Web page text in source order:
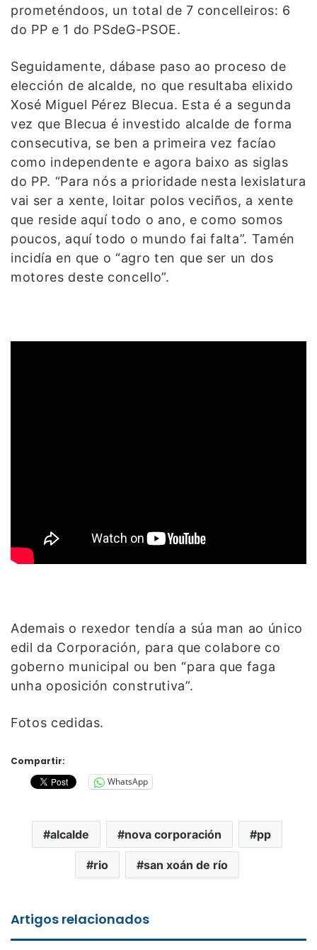
prometéndoos, un total de 7 concelleiros: 6
do PP e 1 do PSdeG-PSOE.
Seguidamente, dábase paso ao proceso de
elección de alcalde, no que resultaba elixido
Xosé Miguel Pérez Blecua. Esta é a segunda
vez que Blecua é investido alcalde de forma
consecutiva, se ben a primeira vez facíao
como independente e agora baixo as siglas
do PP. “Para nós a prioridade nesta lexislatura
vai ser a xente, loitar polos veciños, a xente
que reside aquí todo o ano, e como somos
poucos, aquí todo o mundo fai falta”. Tamén
incidía en que o “agro ten que ser un dos
motores deste concello”.
Ademais o rexedor tendía a súa man ao único
edil da Corporación, para que colabore co
goberno municipal ou ben “para que faga
unha oposición construtiva”.
Fotos cedidas.
Compartir:
WhatsApp
alcalde nova corporación pp
rio san xoán de río
Artigos relacionados